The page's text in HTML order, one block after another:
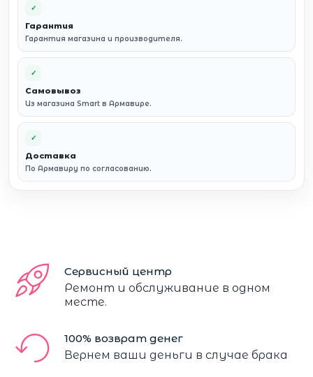
✓
Гарантия
Гарантия магазина и производителя.
✓
Самовывоз
Из магазина Smart в Армавире.
✓
Доставка
По Армавиру по согласованию.
Сервисный центр
Ремонт и обслуживание в одном
месте.
100% возврат денег
Вернем ваши деньги в случае брака